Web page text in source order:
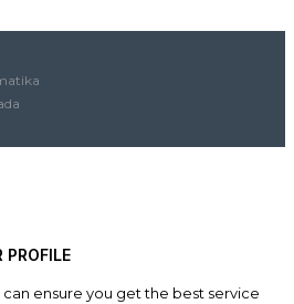
PROFILE
ensure you get the best service